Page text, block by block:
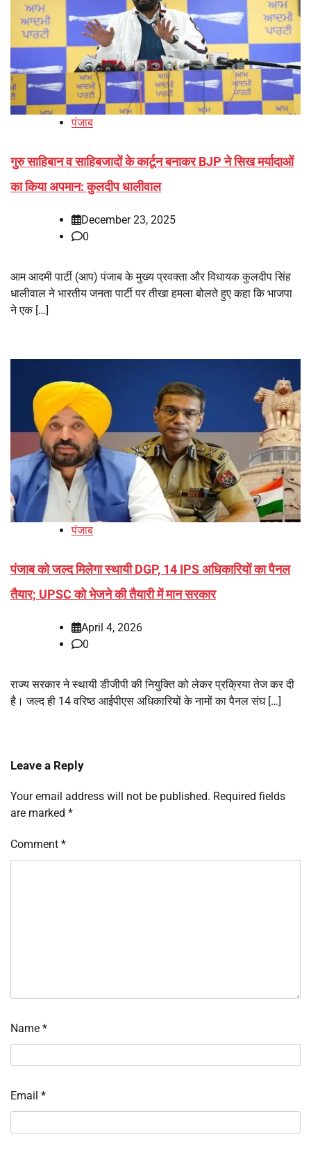
पंजाब
गुरु साहिबान व साहिबजादों के कार्टून बनाकर BJP ने सिख मर्यादाओं
का किया अपमान: कुलदीप धालीवाल
December 23, 2025
0
आम आदमी पार्टी (आप) पंजाब के मुख्य प्रवक्ता और विधायक कुलदीप सिंह
धालीवाल ने भारतीय जनता पार्टी पर तीखा हमला बोलते हुए कहा कि भाजपा
ने एक […]
पंजाब
पंजाब को जल्द मिलेगा स्थायी DGP, 14 IPS अधिकारियों का पैनल
तैयार; UPSC को भेजने की तैयारी में मान सरकार
April 4, 2026
0
राज्य सरकार ने स्थायी डीजीपी की नियुक्ति को लेकर प्रक्रिया तेज कर दी
है। जल्द ही 14 वरिष्ठ आईपीएस अधिकारियों के नामों का पैनल संघ […]
Leave a Reply
Your email address will not be published. Required fields
are marked *
Comment *
Name *
Email *